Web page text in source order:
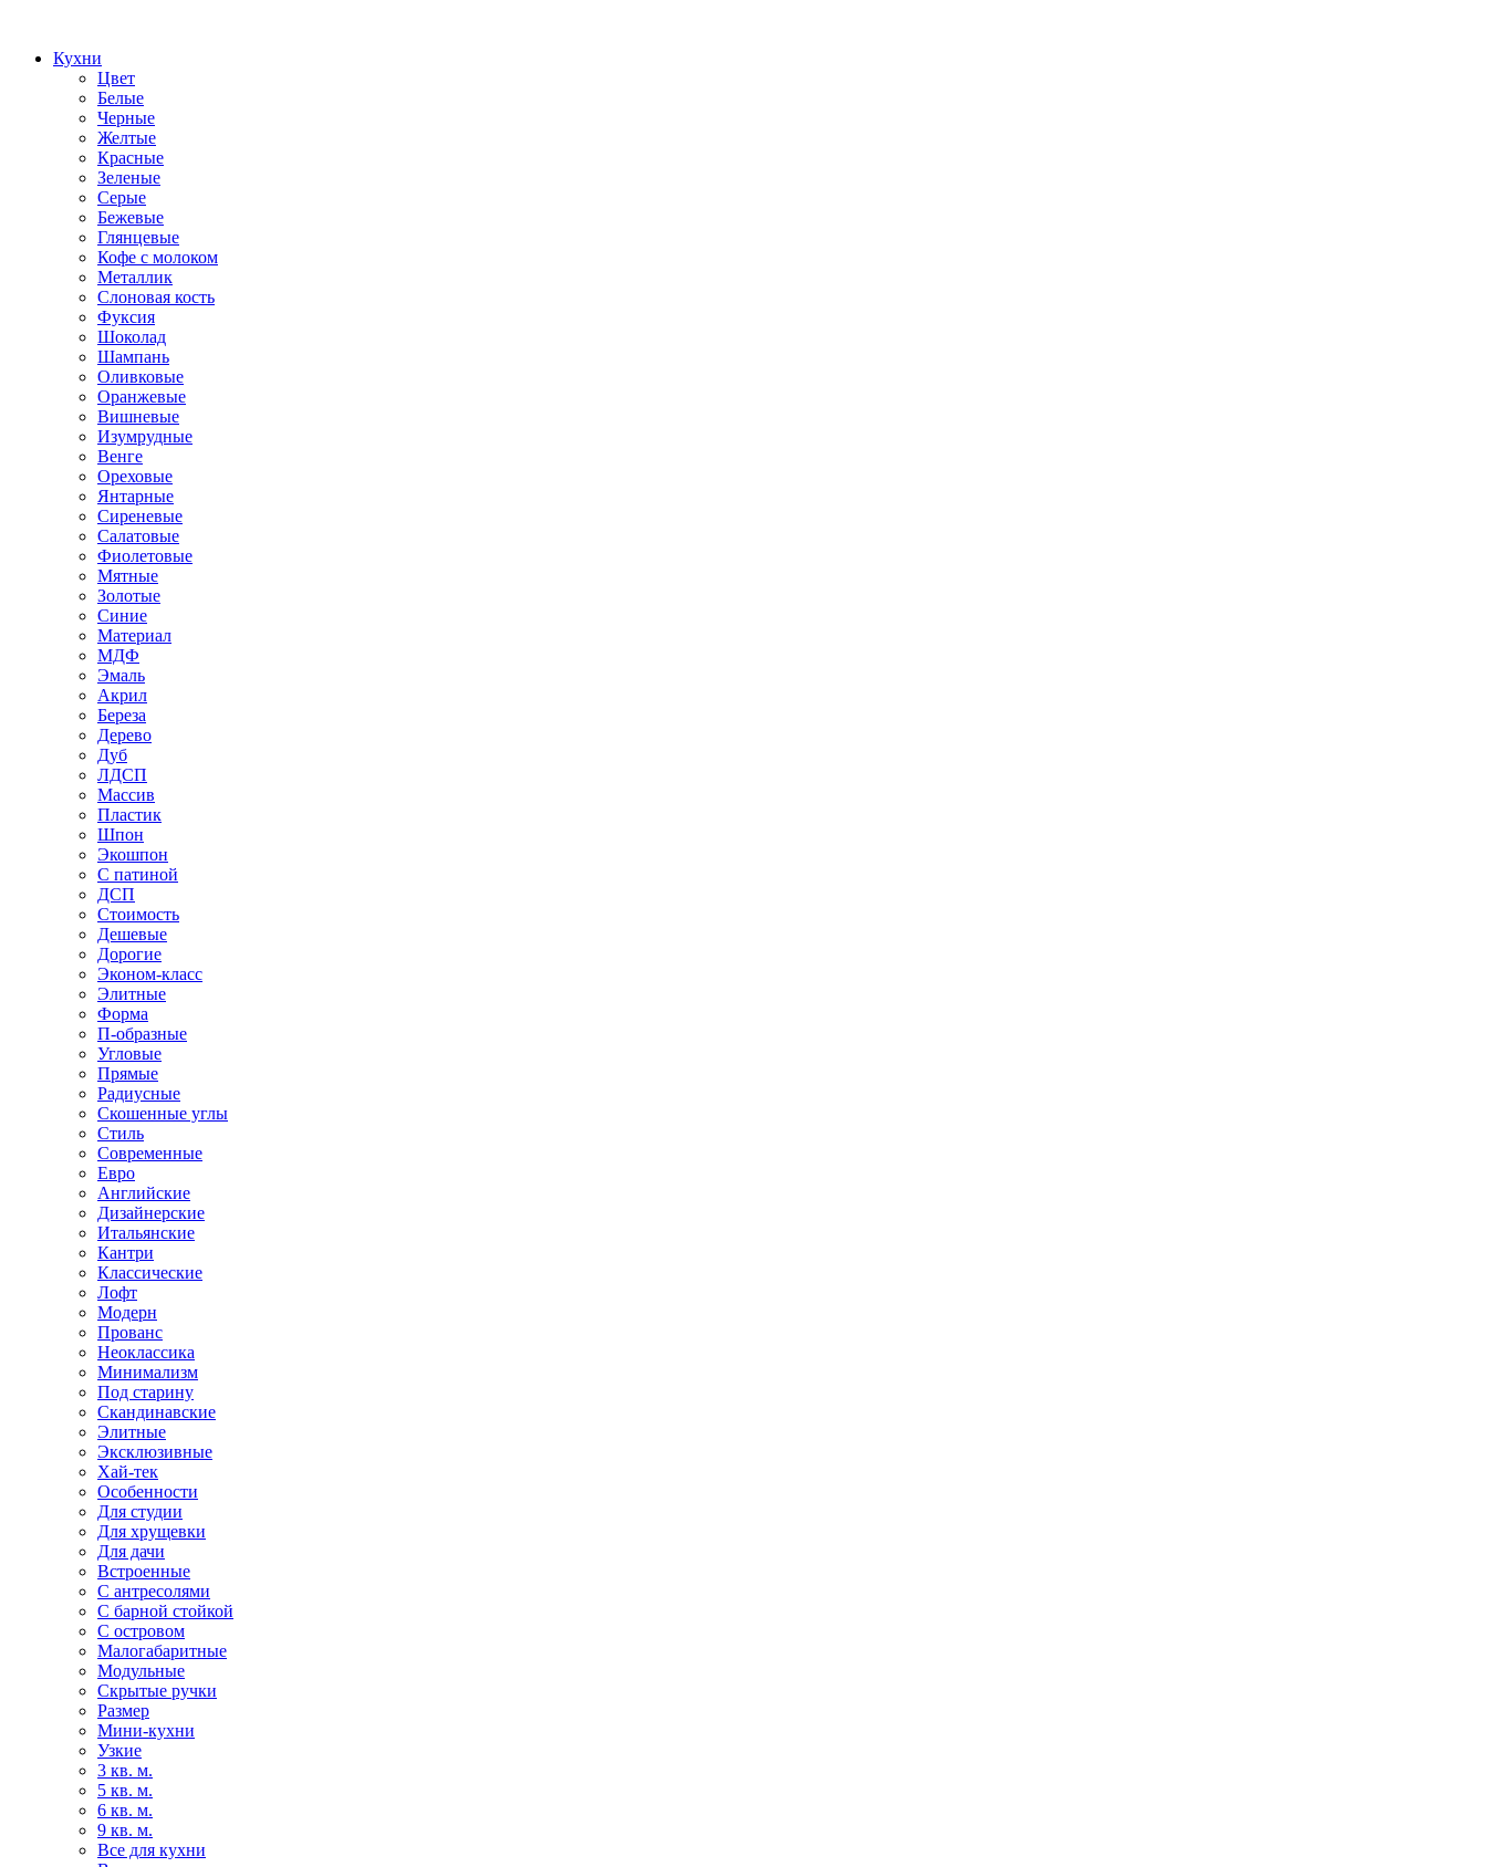
Кухни
Цвет
Белые
Черные
Желтые
Красные
Зеленые
Серые
Бежевые
Глянцевые
Кофе с молоком
Металлик
Слоновая кость
Фуксия
Шоколад
Шампань
Оливковые
Оранжевые
Вишневые
Изумрудные
Венге
Ореховые
Янтарные
Сиреневые
Салатовые
Фиолетовые
Мятные
Золотые
Синие
Материал
МДФ
Эмаль
Акрил
Береза
Дерево
Дуб
ЛДСП
Массив
Пластик
Шпон
Экошпон
С патиной
ДСП
Стоимость
Дешевые
Дорогие
Эконом-класс
Элитные
Форма
П-образные
Угловые
Прямые
Радиусные
Скошенные углы
Стиль
Современные
Евро
Английские
Дизайнерские
Итальянские
Кантри
Классические
Лофт
Модерн
Прованс
Неоклассика
Минимализм
Под старину
Скандинавские
Элитные
Эксклюзивные
Хай-тек
Особенности
Для студии
Для хрущевки
Для дачи
Встроенные
С антресолями
С барной стойкой
С островом
Малогабаритные
Модульные
Скрытые ручки
Размер
Мини-кухни
Узкие
3 кв. м.
5 кв. м.
6 кв. м.
9 кв. м.
Все для кухни